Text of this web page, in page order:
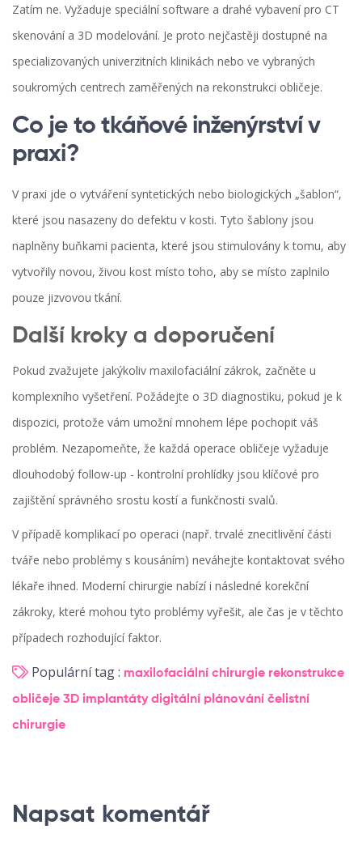
Zatím ne. Vyžaduje speciální software a drahé vybavení pro CT
skenování a 3D modelování. Je proto nejčastěji dostupné na
specializovaných univerzitních klinikách nebo ve vybraných
soukromých centrech zaměřených na rekonstrukci obličeje.
Co je to tkáňové inženýrství v
praxi?
V praxi jde o vytváření syntetických nebo biologických „šablon“,
které jsou nasazeny do defektu v kosti. Tyto šablony jsou
naplněny buňkami pacienta, které jsou stimulovány k tomu, aby
vytvořily novou, živou kost místo toho, aby se místo zaplnilo
pouze jizvovou tkání.
Další kroky a doporučení
Pokud zvažujete jakýkoliv maxilofaciální zákrok, začněte u
komplexního vyšetření. Požádejte o 3D diagnostiku, pokud je k
dispozici, protože vám umožní mnohem lépe pochopit váš
problém. Nezapomeňte, že každá operace obličeje vyžaduje
dlouhodobý follow-up - kontrolní prohlídky jsou klíčové pro
zajištění správného srostu kostí a funkčnosti svalů.
V případě komplikací po operaci (např. trvalé znecitlivění části
tváře nebo problémy s kousáním) neváhejte kontaktovat svého
lékaře ihned. Moderní chirurgie nabízí i následné korekční
zákroky, které mohou tyto problémy vyřešit, ale čas je v těchto
případech rozhodující faktor.
Populární tag : maxilofaciální chirurgie rekonstrukce
obličeje 3D implantáty digitální plánování čelistní
chirurgie
Napsat komentář